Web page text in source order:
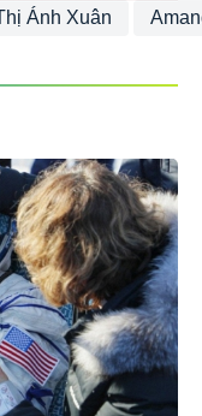
Ánh Xuân